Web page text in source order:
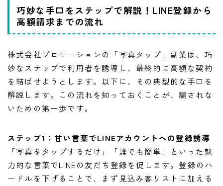
巧妙な手口をステップで解説！LINE登録から
高額請求までの流れ
株式会社プロモーションの「写真タップ」副業は、巧
妙なステップで利用者を誘導し、最終的に高額な契約
を結ばせようとします。以下に、その典型的な手口を
解説します。この流れを知っておくことが、騙されな
いための第一歩です。
ステップ1：甘い言葉でLINEアカウントへの登録誘導
「写真をタップするだけ」「誰でも簡単」といった魅
力的な言葉でLINEの友だち登録を促します。登録のハ
ードルを下げることで、まず見込み客リストに加える